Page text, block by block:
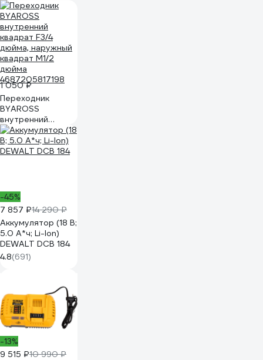
1 050 ₽
Переходник
BYAROSS
внутренний
квадрат F3/4
дюйма, наружный
квадрат М1/2
-45%
7 857 ₽14 290 ₽
Аккумулятор (18 В;
5.0 А*ч; Li-Ion)
DEWALT DCB 184
4.8(691)
-13%
9 515 ₽10 990 ₽